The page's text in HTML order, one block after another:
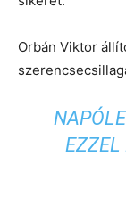
Orbán Viktor
EZZEL